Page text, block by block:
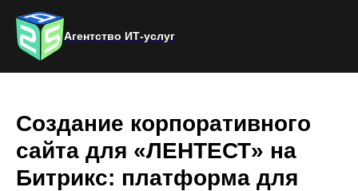
Агентство ИТ-услуг
Создание корпоративного
сайта для «ЛЕНТЕСТ» на
Битрикс: платформа для